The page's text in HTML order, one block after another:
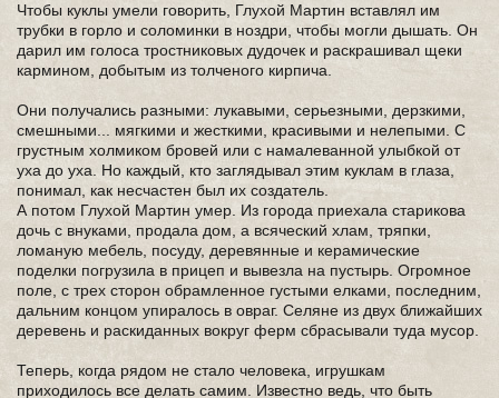
Чтобы куклы умели говорить, Глухой Мартин вставлял им
трубки в горло и соломинки в ноздри, чтобы могли дышать. Он
дарил им голоса тростниковых дудочек и раскрашивал щеки
кармином, добытым из толченого кирпича.
Они получались разными: лукавыми, серьезными, дерзкими,
смешными... мягкими и жесткими, красивыми и нелепыми. С
грустным холмиком бровей или с намалеванной улыбкой от
уха до уха. Но каждый, кто заглядывал этим куклам в глаза,
понимал, как несчастен был их создатель.
А потом Глухой Мартин умер. Из города приехала старикова
дочь с внуками, продала дом, а всяческий хлам, тряпки,
ломаную мебель, посуду, деревянные и керамические
поделки погрузила в прицеп и вывезла на пустырь. Огромное
поле, с трех сторон обрамленное густыми елками, последним,
дальним концом упиралось в овраг. Селяне из двух ближайших
деревень и раскиданных вокруг ферм сбрасывали туда мусор.
Теперь, когда рядом не стало человека, игрушкам
приходилось все делать самим. Известно ведь, что быть